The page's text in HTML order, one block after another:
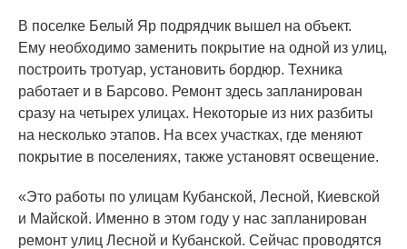
В поселке Белый Яр подрядчик вышел на объект.
Ему необходимо заменить покрытие на одной из улиц,
построить тротуар, установить бордюр. Техника
работает и в Барсово. Ремонт здесь запланирован
сразу на четырех улицах. Некоторые из них разбиты
на несколько этапов. На всех участках, где меняют
покрытие в поселениях, также установят освещение.
«Это работы по улицам Кубанской, Лесной, Киевской
и Майской. Именно в этом году у нас запланирован
ремонт улиц Лесной и Кубанской. Сейчас проводятся